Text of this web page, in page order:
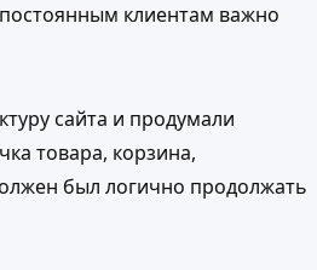
клиентам важно
сайта и продумали
товара, корзина,
был логично продолжать